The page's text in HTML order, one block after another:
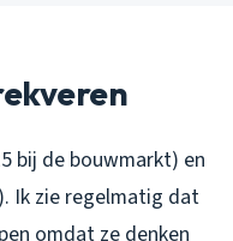
bij de bouwmarkt) en
Ik zie regelmatig dat
omdat ze denken